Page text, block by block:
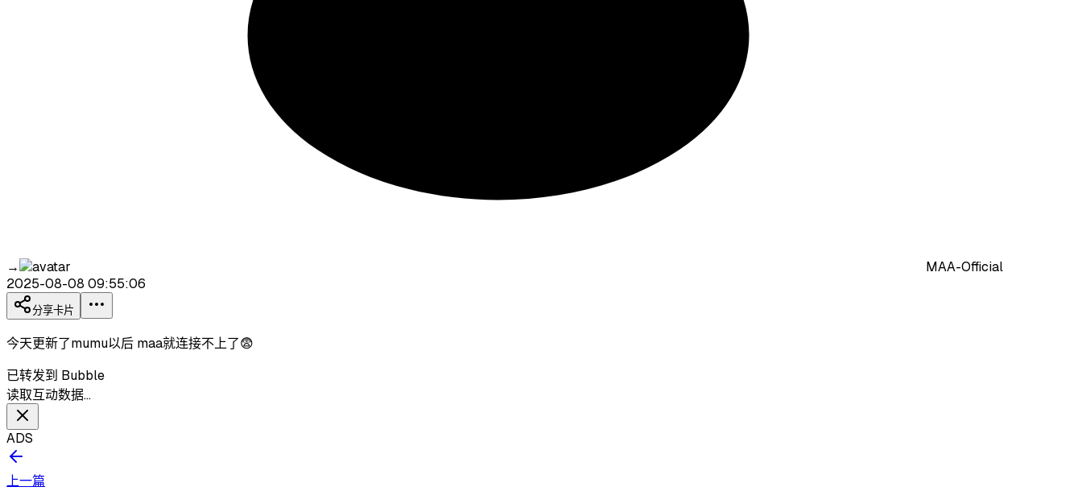
→
MAA-Official
2025-08-08 09:55:06
分享卡片
今天更新了mumu以后 maa就连接不上了😨
已转发到 Bubble
读取互动数据…
ADS
上一篇